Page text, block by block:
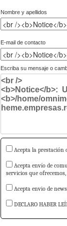
Nombre y apellidos
E-mail de contacto
Escriba su mensaje o
Acepta la prestación
Acepta envío de
servicios que
Acepta envio de
DECLARO HABER